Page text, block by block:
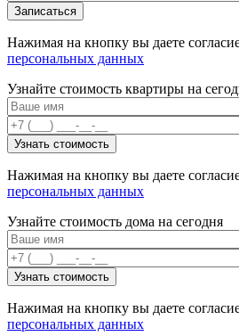
Нажимая на кнопку вы даете
персональных данных
Узнайте стоимость квартиры на
Нажимая на кнопку вы даете
персональных данных
Узнайте стоимость дома на сегодня
Нажимая на кнопку вы даете
персональных данных